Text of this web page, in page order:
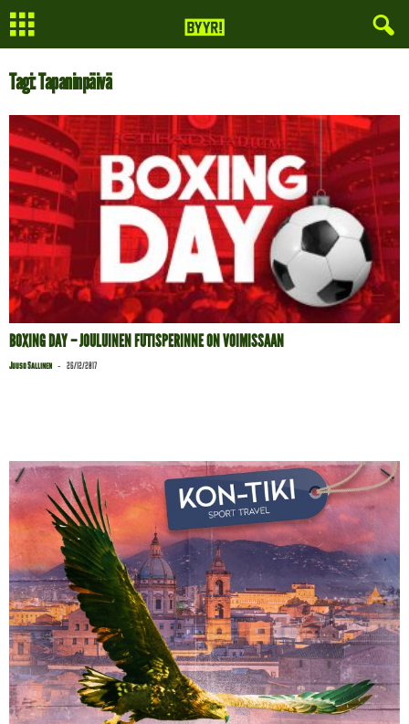
Tagi: Tapaninpäivä
BOXING DAY – JOULUINEN FUTISPERINNE ON VOIMISSAAN
Juuso Sallinen - 26/12/2017